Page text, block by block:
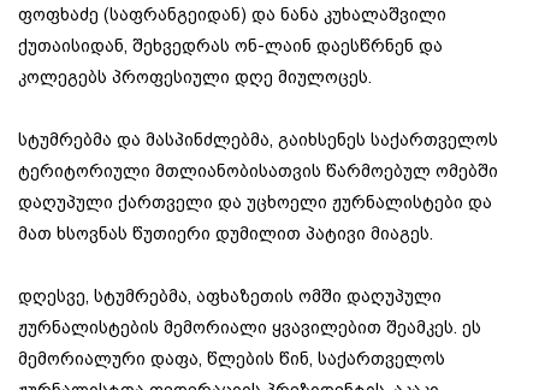
ფოფხაძე (საფრანგეიდან) და ნანა კუხალაშვილი
ქუთაისიდან, შეხვედრას ონ-ლაინ დაესწრნენ და
კოლეგებს პროფესიული დღე მიულოცეს.
სტუმრებმა და მასპინძლებმა, გაიხსენეს საქართველოს
ტერიტორიული მთლიანობისათვის წარმოებულ ომებში
დაღუპული ქართველი და უცხოელი ჟურნალისტები და
მათ ხსოვნას წუთიერი დუმილით პატივი მიაგეს.
დღესვე, სტუმრებმა, აფხაზეთის ომში დაღუპული
ჟურნალისტების მემორიალი ყვავილებით შეამკეს. ეს
მემორიალური დაფა, წლების წინ, საქართველოს